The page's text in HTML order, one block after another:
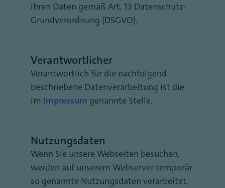
Ihren Daten gemäß Art. 13 Datenschutz-
Grundverordnung (DSGVO).
Verantwortlicher
Verantwortlich für die nachfolgend
beschriebene Datenverarbeitung ist die
im Impressum genannte Stelle.
Nutzungsdaten
Wenn Sie unsere Webseiten besuchen,
werden auf unserem Webserver temporär
so genannte Nutzungsdaten verarbeitet,